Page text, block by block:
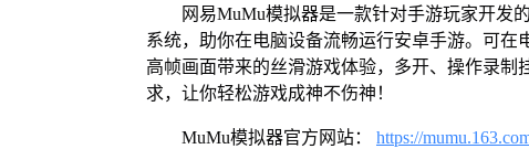
网易MuMu模拟器是一款针对手游玩家开发
系统，助你在电脑设备流畅运行安卓手游。可
高帧画面带来的丝滑游戏体验，多开、操作录
求，让你轻松游戏成神不伤神！
MuMu模拟器官方网站： https://